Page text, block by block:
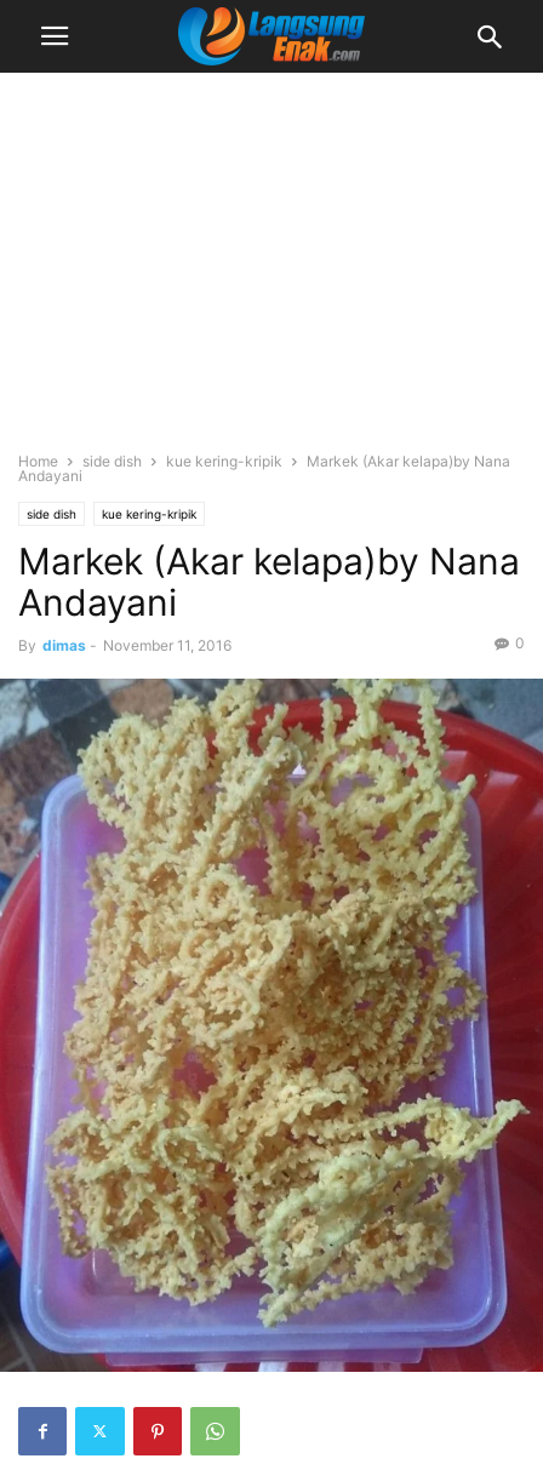
Home side dish kue kering-kripik
Markek (Akar kelapa)by Nana
Andayani
side dish kue kering-kripik
Markek (Akar kelapa)by Nana
Andayani
By dimas - November 11, 2016 0